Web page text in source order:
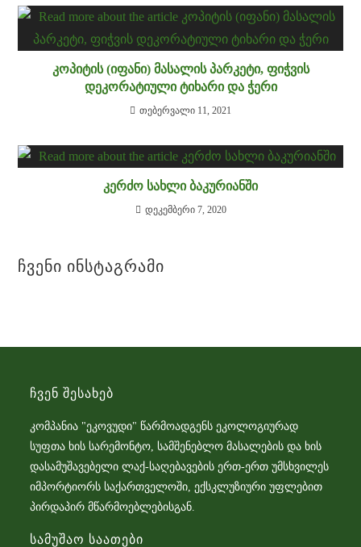
ᲙᲝᲞᲘᲢᲘᲡ (ᲘᲤᲐᲜᲘ) ᲛᲐᲡᲐᲚᲘᲡ ᲞᲐᲠᲙᲔᲢᲘ, ᲤᲘᲭᲕᲘᲡ
ᲓᲔᲙᲝᲠᲐᲢᲘᲣᲚᲘ ᲢᲘᲮᲐᲠᲘ ᲓᲐ ᲭᲔᲠᲘ
თებერვალი 11, 2021
ᲙᲔᲠᲫᲝ ᲡᲐᲮᲚᲘ ᲑᲐᲙᲣᲠᲘᲐᲜᲨᲘ
დეკემბერი 7, 2020
Ჩვენი Ინსტაგრამი
Ჩვენ Შესახებ
კომპანია "ეკოვუდი" წარმოადგენს ეკოლოგიურად
სუფთა ხის სარემონტო, სამშენებლო მასალების და ხის
დასამუშავებელი ლაქ-საღებავების ერთ-ერთ უმსხვილეს
იმპორტიორს საქართველოში, ექსკლუზიური უფლებით
პირდაპირ მწარმოებლებისგან.
Სამუშაო Საათები